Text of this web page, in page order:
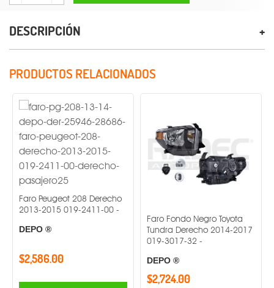
DESCRIPCIÓN
PRODUCTOS RELACIONADOS
Faro Peugeot 208 Derecho
2013-2015 019-2411-00 -
DEPO ®
$2,586.00
Faro Fondo Negro Toyota
Tundra Derecho 2014-2017
019-3017-32 -
DEPO ®
$2,724.00